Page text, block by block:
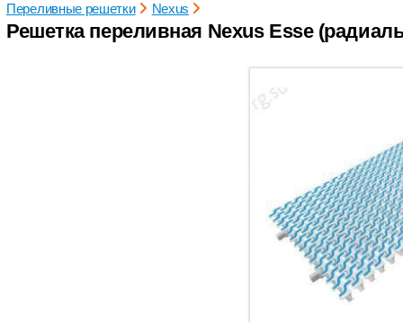
Переливные решетки Nexus
Решетка переливная Nexus Esse